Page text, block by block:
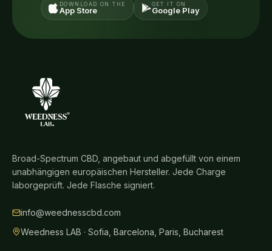
DOWNLOAD ON THE
App Store
GET IT ON
Google Play
Broad-Spectrum CBD, angebaut und abgefüllt von einem
unabhängigen europäischen Hersteller. Jede Charge
laborgeprüft. Jede Flasche signiert.
info@weednesscbd.com
Weedness LAB · Sofia, Barcelona, Paris, Bucharest